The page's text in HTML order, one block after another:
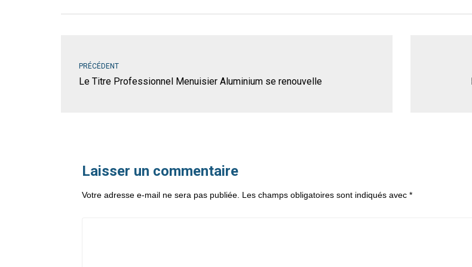
PRÉCÉDENT
Le Titre Professionnel Menuisier Aluminium se renouvelle
Laisser un commentaire
Votre adresse e-mail ne sera pas publiée. Les champs obligatoires sont indiqués avec *